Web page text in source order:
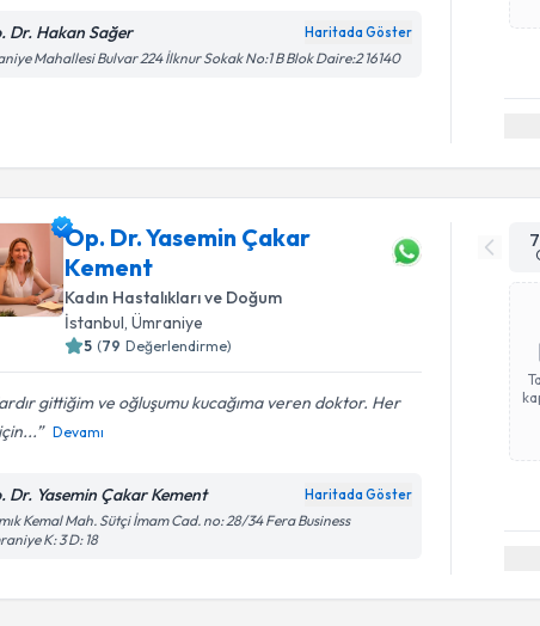
Dr. Hakan Sağer Haritada Göster
Mahallesi Bulvar 224 İlknur Sokak No:1 B Blok Daire:2 16140
Op. Dr. Yasemin Çakar
Kement
Kadın Hastalıkları ve Doğum
İstanbul , Ümraniye
5 (79 Değerlendirme)
gittiğim ve oğluşumu kucağıma veren doktor. Her
Devamı
Dr. Yasemin Çakar Kement Haritada Göster
Kemal Mah. Sütçi İmam Cad. no: 28/34 Fera Business
K: 3 D: 18